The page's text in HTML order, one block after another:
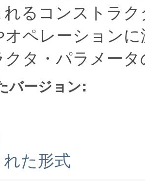
れるコンストラ
オペレーション
クタ・パラメー
バージョン:
た形式